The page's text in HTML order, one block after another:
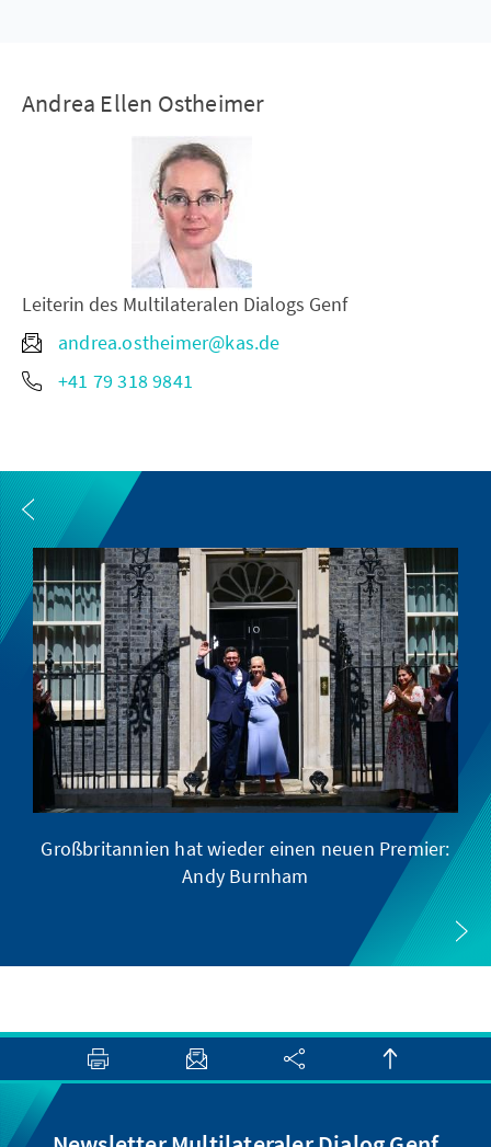
Andrea Ellen Ostheimer
Leiterin des Multilateralen Dialogs Genf
andrea.ostheimer@kas.de
+41 79 318 9841
Großbritannien hat wieder einen neuen Premier:
Andy Burnham